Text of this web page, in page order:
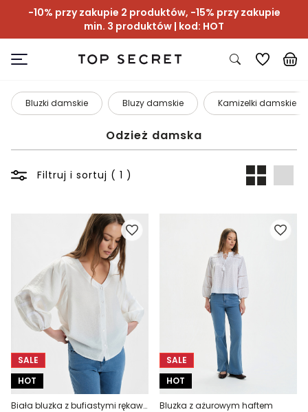
-10% przy zakupie 2 produktów, -15% przy zakupie
min. 3 produktów | kod: HOT
Bluzki damskie Bluzy damskie Kamizelki damskie
Odzież damska
Filtruj i sortuj ( 1 )
SALE
HOT
Biała bluzka z bufiastymi rękawami
SALE
HOT
Bluzka z ażurowym haftem